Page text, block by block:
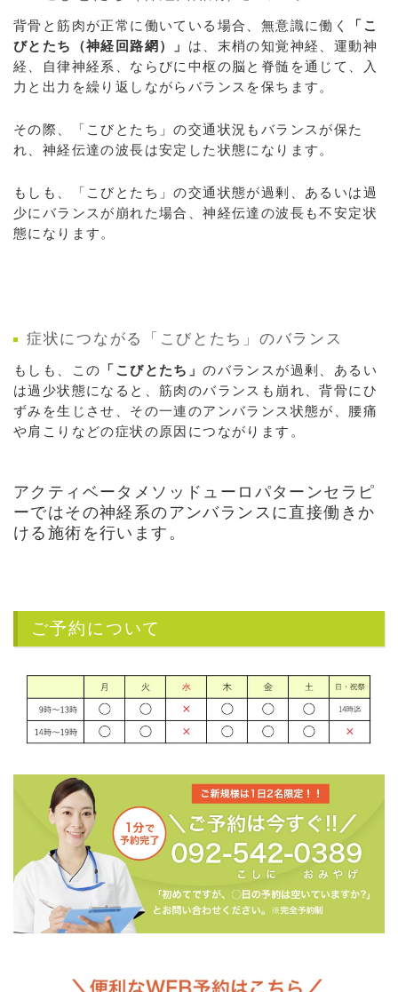
背骨と筋肉が正常に働いている場合、無意識に働く
「こ
びとたち（神経回路網）」 は、末梢の知覚神経、運動神
経、自律神経系、ならびに中枢の脳と脊髄を通じて、入
力と出力を繰り返しながらバランスを保ちます。
その際、「こびとたち」の交通状況もバランスが保た
れ、神経伝達の波長は安定した状態になります。
もしも、「こびとたち」の交通状態が過剰、あるいは過
少にバランスが崩れた場合、神経伝達の波長も不安定状
態になります。
症状につながる「こびとたち」のバランス
もしも、この 「こびとたち」のバランスが過剰、あるい
は過少状態になると、筋肉のバランスも崩れ、背骨にひ
ずみを生じさせ、その一連のアンバランス状態が、腰痛
や肩こりなどの症状の原因につながります。
アクティベータメソッドューロパターンセラピ
ーではその神経系のアンバランスに直接働きか
ける施術を行います。
ご予約について